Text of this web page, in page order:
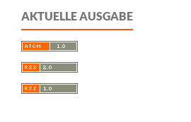
AKTUELLE AUSGABE